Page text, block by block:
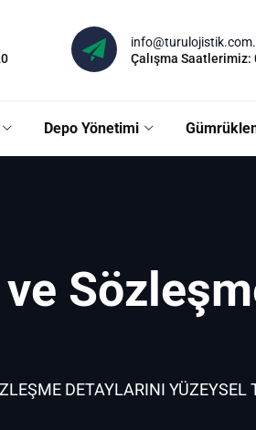
Çalışma
Depo Yönetimi
DETAYLARINI